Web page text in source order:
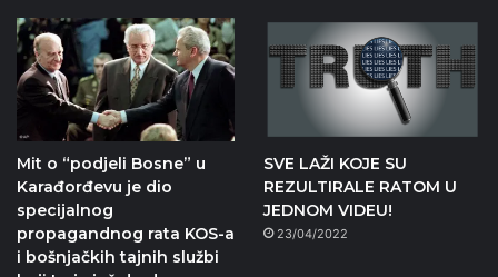
Mit o “podjeli Bosne” u
Karađorđevu je dio
specijalnog
propagandnog rata KOS-a
i bošnjačkih tajnih službi
SVE LAŽI KOJE SU
REZULTIRALE RATOM U
JEDNOM VIDEU!
23/04/2022